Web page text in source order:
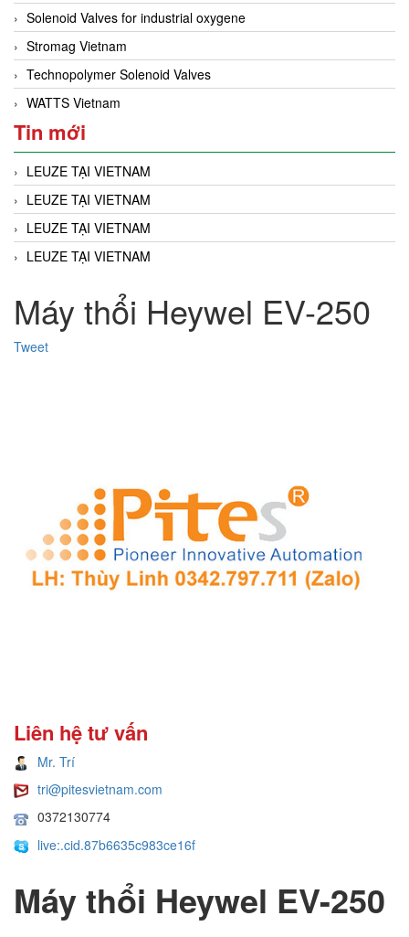
Solenoid Valves for industrial oxygene
Stromag Vietnam
Technopolymer Solenoid Valves
WATTS Vietnam
Tin mới
LEUZE TẠI VIETNAM
LEUZE TẠI VIETNAM
LEUZE TẠI VIETNAM
LEUZE TẠI VIETNAM
Máy thổi Heywel EV-250
Tweet
Liên hệ tư vấn
Mr. Trí
tri@pitesvietnam.com
0372130774
live:.cid.87b6635c983ce16f
Máy thổi Heywel EV-250